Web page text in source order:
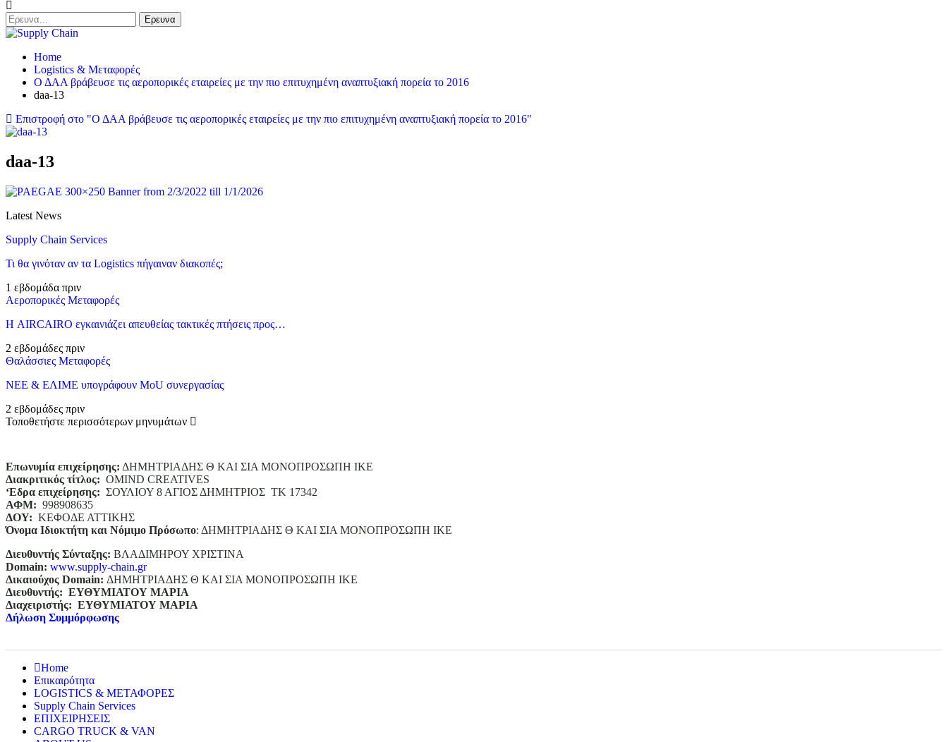
Home
Logistics & Μεταφορές
Ο ΔΑΑ βράβευσε τις αεροπορικές εταιρείες με την πιο επιτυχημένη αναπτυξιακή πορεία το 2016
daa-13
Επιστροφή στο "Ο ΔΑΑ βράβευσε τις αεροπορικές εταιρείες με την πιο επιτυχημένη αναπτυξιακή πορεία το 2016"
daa-13
Latest News
Supply Chain Services
Τι θα γινόταν αν τα Logistics πήγαιναν διακοπές;
1 εβδομάδα πριν
Αεροπορικές Μεταφορές
Η AIRCAIRO εγκαινιάζει απευθείας τακτικές πτήσεις προς…
2 εβδομάδες πριν
Θαλάσσιες Μεταφορές
ΝΕΕ & ΕΛΙΜΕ υπογράφουν MoU συνεργασίας
2 εβδομάδες πριν
Τοποθετήστε περισσότερων μηνυμάτων
Επωνυμία επιχείρησης: ΔΗΜΗΤΡΙΑΔΗΣ Θ ΚΑΙ ΣΙΑ ΜΟΝΟΠΡΟΣΩΠΗ ΙΚΕ
Διακριτικός τίτλος: ΟΜΙΝD CREATIVES
‘Eδρα επιχείρησης: ΣΟΥΛΙΟΥ 8 ΑΓΙΟΣ ΔΗΜΗΤΡΙΟΣ ΤΚ 17342
ΑΦΜ: 998908635
ΔΟΥ: ΚΕΦΟΔΕ ΑΤΤΙΚΗΣ
Όνομα Ιδιοκτήτη και Νόμιμο Πρόσωπο: ΔΗΜΗΤΡΙΑΔΗΣ Θ ΚΑΙ ΣΙΑ ΜΟΝΟΠΡΟΣΩΠΗ ΙΚΕ
Διευθυντής Σύνταξης: ΒΛΑΔΙΜΗΡΟΥ ΧΡΙΣΤΙΝΑ
Domain: www.supply-chain.gr
Δικαιούχος Domain: ΔΗΜΗΤΡΙΑΔΗΣ Θ ΚΑΙ ΣΙΑ ΜΟΝΟΠΡΟΣΩΠΗ ΙΚΕ
Διευθυντής: ΕΥΘΥΜΙΑΤΟΥ ΜΑΡΙΑ
Διαχειριστής: ΕΥΘΥΜΙΑΤΟΥ ΜΑΡΙΑ
Δήλωση Συμμόρφωσης
Home
Επικαιρότητα
LOGISTICS & ΜΕΤΑΦΟΡΕΣ
Supply Chain Services
ΕΠΙΧΕΙΡΗΣΕΙΣ
CARGO TRUCK & VAN